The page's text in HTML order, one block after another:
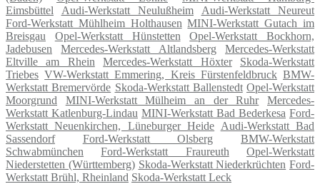
Eimsbüttel
Audi-Werkstatt Neulußheim
Audi-Werkstatt Neureut
Ford-Werkstatt Mühlheim Holthausen MINI-Werkstatt Gutach im
Breisgau
Opel-Werkstatt Hünstetten
Opel-Werkstatt Bockhorn,
Jadebusen
Mercedes-Werkstatt Altlandsberg
Mercedes-Werkstatt
Eltville am Rhein
Mercedes-Werkstatt Höxter
Skoda-Werkstatt
Triebes VW-Werkstatt Emmering, Kreis Fürstenfeldbruck BMW-
Werkstatt Bremervörde Skoda-Werkstatt Ballenstedt Opel-Werkstatt
Moorgrund
MINI-Werkstatt Mülheim an der Ruhr
Mercedes-
Werkstatt Katlenburg-Lindau MINI-Werkstatt Bad Bederkesa Ford-
Werkstatt Neuenkirchen, Lüneburger Heide Audi-Werkstatt Bad
Sassendorf
Ford-Werkstatt Olsberg
BMW-Werkstatt
Schwabmünchen
Ford-Werkstatt Fraureuth
Opel-Werkstatt
Niederstetten (Württemberg) Skoda-Werkstatt Niederkrüchten Ford-
Werkstatt Brühl, Rheinland Skoda-Werkstatt Leck